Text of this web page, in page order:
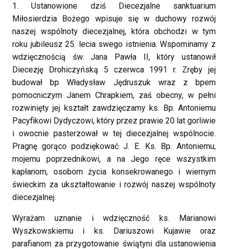
1. Ustanowione dziś Diecezjalne sanktuarium
Miłosierdzia Bożego wpisuje się w duchowy rozwój
naszej wspólnoty diecezjalnej, która obchodzi w tym
roku jubileusz 25. lecia swego istnienia. Wspominamy z
wdzięcznością św. Jana Pawła II, który ustanowił
Diecezję Drohiczyńską 5 czerwca 1991 r. Zręby jej
budował bp Władysław Jędruszuk wraz z bpem
pomocniczym Janem Chrapkiem, zaś obecny, w pełni
rozwinięty jej kształt zawdzięczamy ks. Bp. Antoniemu
Pacyfikowi Dydyczowi, który przez prawie 20 lat gorliwie
i owocnie pasterzował w tej diecezjalnej wspólnocie.
Pragnę gorąco podziękować J. E. Ks. Bp. Antoniemu,
mojemu poprzednikowi, a na Jego ręce wszystkim
kapłanom, osobom życia konsekrowanego i wiernym
świeckim za ukształtowanie i rozwój naszej wspólnoty
diecezjalnej.
Wyrażam uznanie i wdzięczność ks. Marianowi
Wyszkowskiemu i ks. Dariuszowi Kujawie oraz
parafianom za przygotowanie świątyni dla ustanowienia